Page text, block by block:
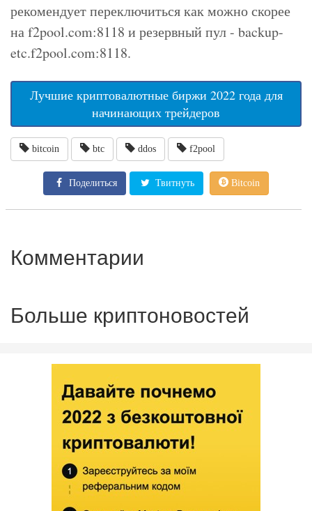
рекомендует переключиться как можно скорее
на f2pool.com:8118 и резервный пул - backup-
etc.f2pool.com:8118.
Лучшие криптовалютные биржи 2022 года для
начинающих трейдеров
bitcoin btc ddos f2pool
Поделиться Твитнуть Bitcoin
Комментарии
Больше криптоновостей